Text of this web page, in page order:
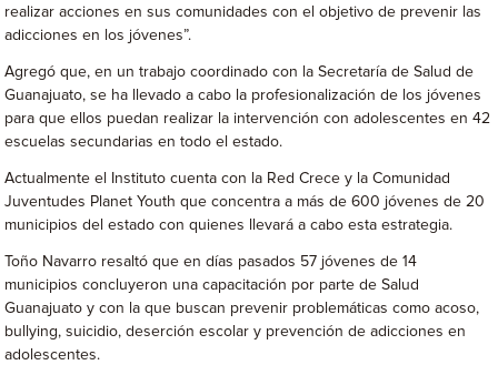
realizar acciones en sus comunidades con el objetivo de prevenir las
adicciones en los jóvenes”.
Agregó que, en un trabajo coordinado con la Secretaría de Salud de
Guanajuato, se ha llevado a cabo la profesionalización de los jóvenes
para que ellos puedan realizar la intervención con adolescentes en 42
escuelas secundarias en todo el estado.
Actualmente el Instituto cuenta con la Red Crece y la Comunidad
Juventudes Planet Youth que concentra a más de 600 jóvenes de 20
municipios del estado con quienes llevará a cabo esta estrategia.
Toño Navarro resaltó que en días pasados 57 jóvenes de 14
municipios concluyeron una capacitación por parte de Salud
Guanajuato y con la que buscan prevenir problemáticas como acoso,
bullying, suicidio, deserción escolar y prevención de adicciones en
adolescentes.